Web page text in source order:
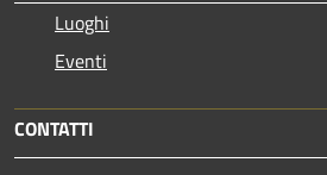
Luoghi
Eventi
CONTATTI